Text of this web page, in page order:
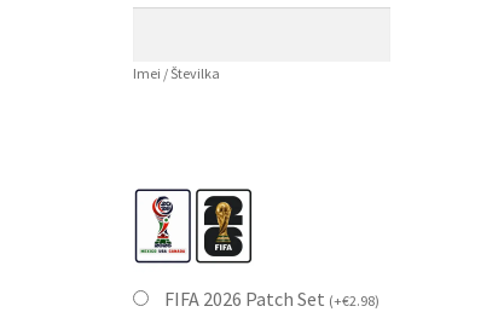
Imei / Številka
FIFA 2026 Patch Set (+€2.98)